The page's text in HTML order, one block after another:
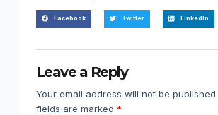
Facebook Twitter LinkedIn
Leave a Reply
Your email address will not be published.
fields are marked *